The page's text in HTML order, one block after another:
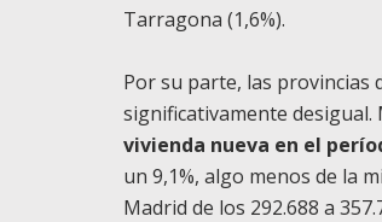
Tarragona (1,6%).
Por su parte, las provincias
significativamente
vivienda nueva en el
un 9,1%, algo menos de la
Madrid de los 292.688 a